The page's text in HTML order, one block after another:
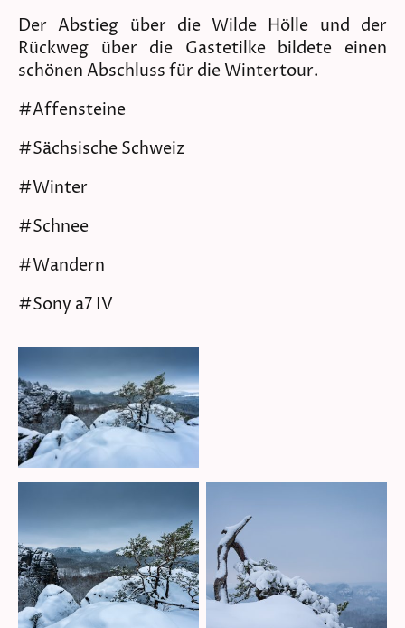
Der Abstieg über die Wilde Hölle und der
Rückweg über die Gastetilke bildete einen
schönen Abschluss für die Wintertour.
#Affensteine
#Sächsische Schweiz
#Winter
#Schnee
#Wandern
#Sony a7 IV